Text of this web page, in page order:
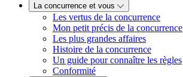
La concurrence et vous
Les vertus de la concurrence
Mon petit précis de la concurrence
Les plus grandes affaires
Histoire de la concurrence
Un guide pour connaître les règles
Conformité